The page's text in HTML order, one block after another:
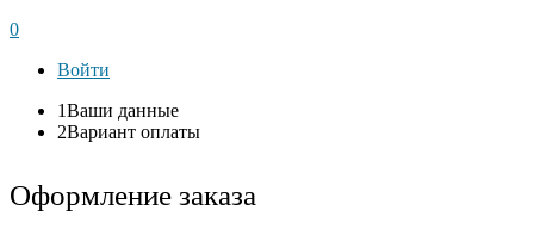
0
Войти
1Ваши данные
2Вариант оплаты
Оформление заказа